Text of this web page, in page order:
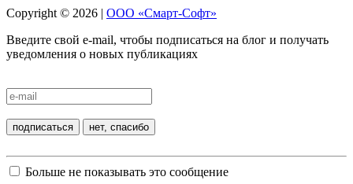
Copyright © 2026 | ООО «Смарт-Софт»
Введите свой e-mail, чтобы подписаться на блог и получать
уведомления о новых публикациях
Больше не показывать это сообщение